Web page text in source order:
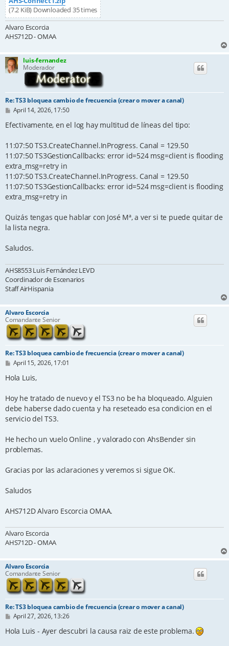
(7.2 KiB) Downloaded 35 times
Alvaro Escorcia
AHS712D - OMAA
luis-fernandez
Moderador
Re: TS3 bloquea cambio de frecuencia (crear o mover a canal)
P
s
April 14, 2026, 17:50
Efectivamente, en el log hay multitud de líneas del tipo:
11:07:50 TS3.CreateChannel.InProgress. Canal = 129.50
11:07:50 TS3GestionCallbacks: error id=524 msg=client is flooding
extra_msg=retry in
11:07:50 TS3.CreateChannel.InProgress. Canal = 129.50
11:07:50 TS3GestionCallbacks: error id=524 msg=client is flooding
extra_msg=retry in
Quizás tengas que hablar con José Mª, a ver si te puede quitar de
la lista negra.
Saludos.
AHS8553 Luis Fernández LEVD
Coordinador de Escenarios
Staff AirHispania
Alvaro Escorcia
Comandante Senior
Re: TS3 bloquea cambio de frecuencia (crear o mover a canal)
P
s
April 15, 2026, 17:01
Hola Luis,
Hoy he tratado de nuevo y el TS3 no be ha bloqueado. Alguien
debe haberse dado cuenta y ha reseteado esa condicion en el
servicio del TS3.
He hecho un vuelo Online , y valorado con AhsBender sin
problemas.
Gracias por las aclaraciones y veremos si sigue OK.
Saludos
AHS712D Alvaro Escorcia OMAA.
Alvaro Escorcia
AHS712D - OMAA
Alvaro Escorcia
Comandante Senior
Re: TS3 bloquea cambio de frecuencia (crear o mover a canal)
P
s
April 27, 2026, 13:26
Hola Luis - Ayer descubri la causa raiz de este problema.